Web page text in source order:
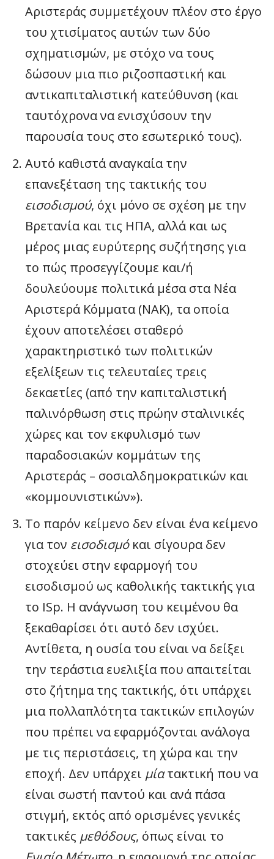
Αριστεράς συμμετέχουν πλέον στο έργο
του χτισίματος αυτών των δύο
σχηματισμών, με στόχο να τους
δώσουν μια πιο ριζοσπαστική και
αντικαπιταλιστική κατεύθυνση (και
ταυτόχρονα να ενισχύσουν την
παρουσία τους στο εσωτερικό τους).
Αυτό καθιστά αναγκαία την
επανεξέταση της τακτικής του
εισοδισμού, όχι μόνο σε σχέση με την
Βρετανία και τις ΗΠΑ, αλλά και ως
μέρος μιας ευρύτερης συζήτησης για
το πώς προσεγγίζουμε και/ή
δουλεύουμε πολιτικά μέσα στα Νέα
Αριστερά Κόμματα (ΝΑΚ), τα οποία
έχουν αποτελέσει σταθερό
χαρακτηριστικό των πολιτικών
εξελίξεων τις τελευταίες τρεις
δεκαετίες (από την καπιταλιστική
παλινόρθωση στις πρώην σταλινικές
χώρες και τον εκφυλισμό των
παραδοσιακών κομμάτων της
Αριστεράς – σοσιαλδημοκρατικών και
«κομμουνιστικών»).
Το παρόν κείμενο δεν είναι ένα κείμενο
για τον εισοδισμόκαι σίγουρα δεν
στοχεύει στην εφαρμογή του
εισοδισμού ως καθολικής τακτικής για
το ISp. Η ανάγνωση του κειμένου θα
ξεκαθαρίσει ότι αυτό δεν ισχύει.
Αντίθετα, η ουσία του είναι να δείξει
την τεράστια ευελιξία που απαιτείται
στο ζήτημα της τακτικής, ότι υπάρχει
μια πολλαπλότητα τακτικών επιλογών
που πρέπει να εφαρμόζονται ανάλογα
με τις περιστάσεις, τη χώρα και την
εποχή. Δεν υπάρχει μίατακτική που να
είναι σωστή παντού και ανά πάσα
στιγμή, εκτός από ορισμένες γενικές
τακτικές μεθόδους, όπως είναι το